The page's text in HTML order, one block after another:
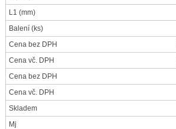
L1 (mm)
Balení (ks)
Cena bez DPH
Cena vč. DPH
Cena bez DPH
Cena vč. DPH
Skladem
Mj